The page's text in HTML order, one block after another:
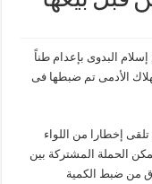
البدوى بإعدام طناً
الأدمى تم ضبطها فى
إخطارا من اللواء
الحملة المشتركة بين
من ضبط الكمية